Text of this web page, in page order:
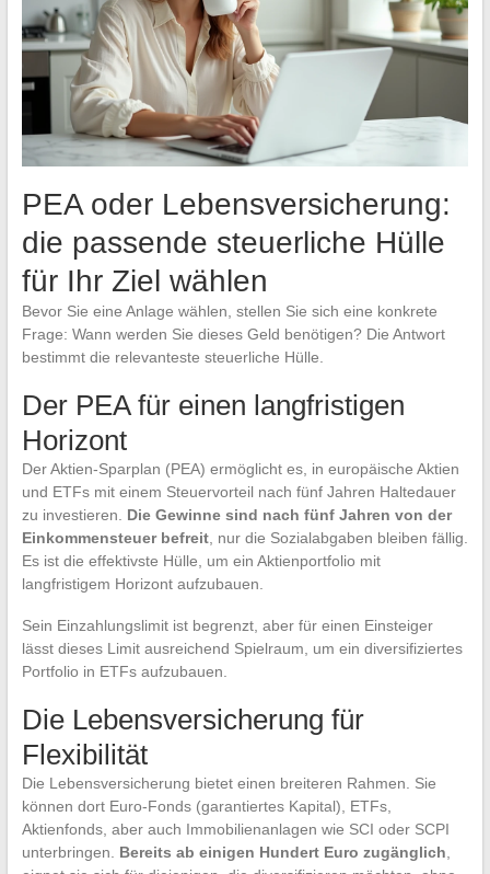
PEA oder Lebensversicherung:
die passende steuerliche Hülle
für Ihr Ziel wählen
Bevor Sie eine Anlage wählen, stellen Sie sich eine konkrete
Frage: Wann werden Sie dieses Geld benötigen? Die Antwort
bestimmt die relevanteste steuerliche Hülle.
Der PEA für einen langfristigen
Horizont
Der Aktien-Sparplan (PEA) ermöglicht es, in europäische Aktien
und ETFs mit einem Steuervorteil nach fünf Jahren Haltedauer
zu investieren. Die Gewinne sind nach fünf Jahren von der
Einkommensteuer befreit, nur die Sozialabgaben bleiben fällig.
Es ist die effektivste Hülle, um ein Aktienportfolio mit
langfristigem Horizont aufzubauen.
Sein Einzahlungslimit ist begrenzt, aber für einen Einsteiger
lässt dieses Limit ausreichend Spielraum, um ein diversifiziertes
Portfolio in ETFs aufzubauen.
Die Lebensversicherung für
Flexibilität
Die Lebensversicherung bietet einen breiteren Rahmen. Sie
können dort Euro-Fonds (garantiertes Kapital), ETFs,
Aktienfonds, aber auch Immobilienanlagen wie SCI oder SCPI
unterbringen. Bereits ab einigen Hundert Euro zugänglich